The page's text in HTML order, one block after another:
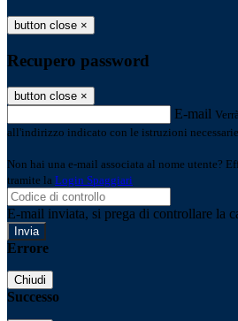
button close ×
Recupero password
button close ×
E-mail
all'indirizzo indicato con le istruzioni
Non hai una e-mail associata al nome utente?
tramite la Login Spaggiari
E-mail inviata, si prega di controllare la
Errore
Chiudi
Successo